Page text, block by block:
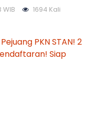
1694 Kali
PKN STAN! 2
Siap